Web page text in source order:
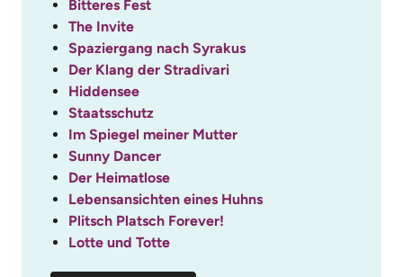
Bitteres Fest
The Invite
Spaziergang nach Syrakus
Der Klang der Stradivari
Hiddensee
Staatsschutz
Im Spiegel meiner Mutter
Sunny Dancer
Der Heimatlose
Lebensansichten eines Huhns
Plitsch Platsch Forever!
Lotte und Totte